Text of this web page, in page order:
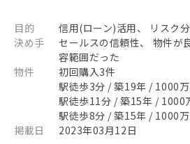
目的
信用(ローン)活用、 リスク
決め手
セールスの信頼性、 物件が
容範囲だった
物件
初回購入3件
駅徒歩3分 / 築19年 / 1000
駅徒歩11分 / 築15年 / 1000
駅徒歩8分 / 築15年 / 1000
掲載日
2023年03月12日